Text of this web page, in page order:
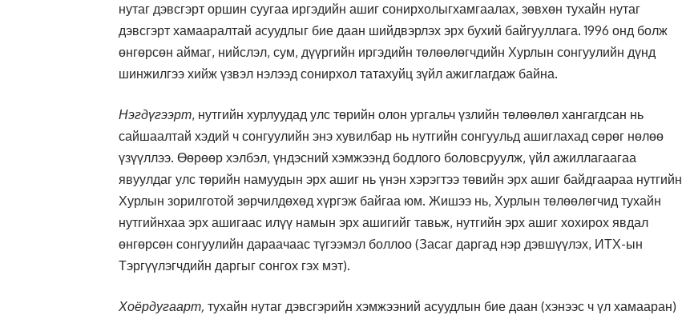
нутаг дэвсгэрт оршин суугаа иргэдийн ашиг сонирхолыгхамгаалах, зөвхөн тухайн нутаг
дэвсгэрт хамааралтай acуудлыг бие даан шийдвэрлэх эрх бухий байгууллага. 1996 онд болж
өнгөрсөн аймаг, нийслэл, сум, дүүргийн иргэдийн төлөөлөгчдийн Хурлын сонгуулийн дүнд
шинжилгээ хийж үзвэл нэлээд сонирхол татахуйц зүйл ажиглагдаж байна.
Нэгдүгээрт, нутгийн хурлуудад улс төрийн олон ургальч үзлийн төлөөлөл хангагдсан нь
сайшаалтай хэдий ч сонгуулийн энэ хувилбар нь нутгийн сонгуульд ашиглахад сөрөг нөлөө
үзүүллээ. Өөрөөр хэлбэл, үндэсний хэмжээнд бодлого боловсруулж, үйл ажиллагаагаа
явуулдаг улс төрийн намуудын эрх ашиг нь үнэн хэрэгтээ төвийн эрх ашиг байдгаараа нутгийн
Хурлын зорилготой зөрчилдөхөд хүргэж байгаа юм. Жишээ нь, Хурлын төлөөлөгчид тухайн
нутгийнхаа эрх ашигаас илүү намын эрх ашигийг тавьж, нутгийн эрх ашиг хохирох явдал
өнгөрсөн сонгуулийн дараачаас түгээмэл боллоо (Засаг даргад нэр дэвшүүлэх, ИТХ-ын
Тэргүүлэгчдийн даргыг сонгох гэх мэт).
Хоёрдугаарт, тухайн нутаг дэвсгэрийн хэмжээний асуудлын бие даан (хэнээс ч үл хамааран)